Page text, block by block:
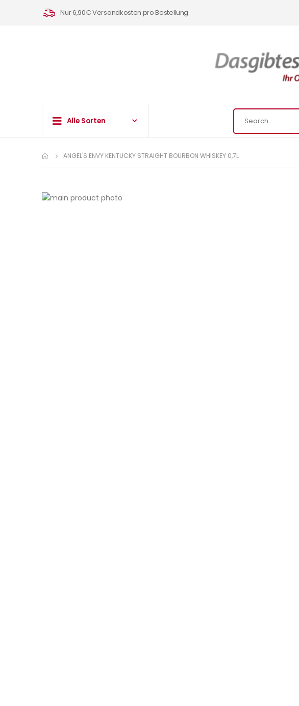
Nur 6,90€ Versandkosten pro Bestellung
Alle Sorten
ANGEL'S ENVY KENTUCKY STRAIGHT BOURBON WHISKEY 0,7L
Zum